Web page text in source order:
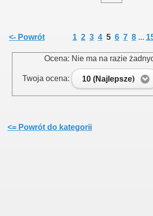
<- Powrót 1 2 3 4 5 6 7 8 ...
Ocena: Nie ma na razie
Twoja ocena: 10 (Najlepsze)
<= Powrót do kategorii